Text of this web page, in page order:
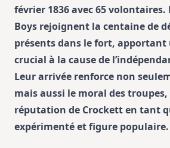
février 1836 avec 65 volontaires.
Boys rejoignent la centaine de
présents dans le fort, apportant
crucial à la cause de
Leur arrivée renforce non
mais aussi le moral des troupes,
réputation de Crockett en tant
expérimenté et figure populaire.